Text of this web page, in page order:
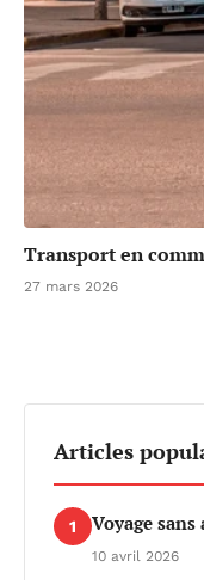
Transport en
27 mars 2026
Articles
1 Voyage
10 avril 2026